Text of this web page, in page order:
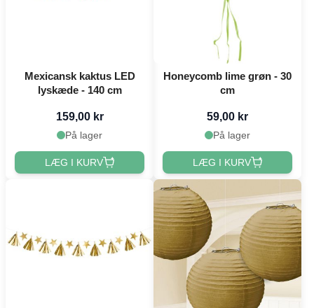
Mexicansk kaktus LED
lyskæde - 140 cm
159,00 kr
På lager
LÆG I KURV
Honeycomb lime grøn - 30
cm
59,00 kr
På lager
LÆG I KURV